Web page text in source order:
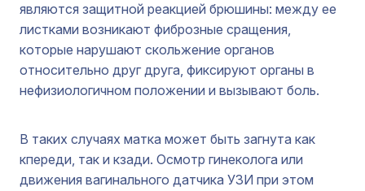
являются защитной реакцией брюшины: между ее
листками возникают фиброзные сращения,
которые нарушают скольжение органов
относительно друг друга, фиксируют органы в
нефизиологичном положении и вызывают боль.
В таких случаях матка может быть загнута как
кпереди, так и кзади. Осмотр гинеколога или
движения вагинального датчика УЗИ при этом